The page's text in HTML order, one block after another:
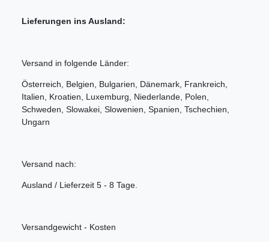
Lieferungen ins Ausland:
Versand in folgende Länder:
Österreich, Belgien, Bulgarien, Dänemark, Frankreich,
Italien, Kroatien, Luxemburg, Niederlande, Polen,
Schweden, Slowakei, Slowenien, Spanien, Tschechien,
Ungarn
Versand nach:
Ausland / Lieferzeit 5 - 8 Tage.
Versandgewicht - Kosten